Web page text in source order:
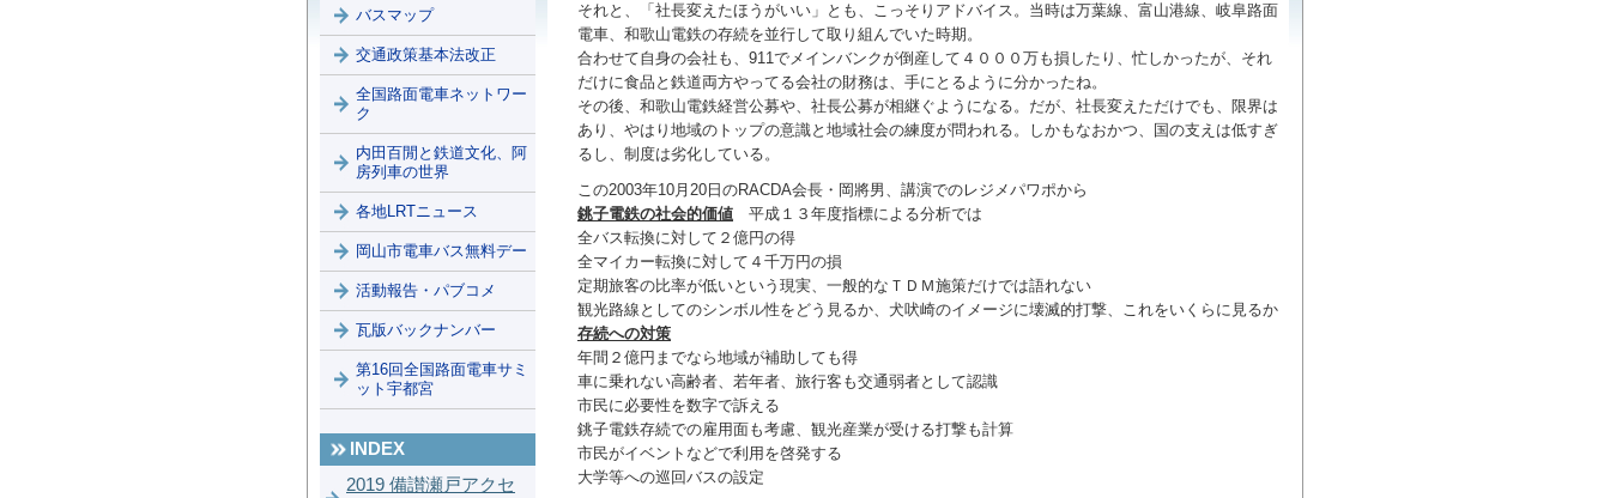
それと、「社長変えたほうがいい」とも、こっそりアドバイス。当時は万葉線、富山港線、岐阜路面
電車、和歌山電鉄の存続を並行して取り組んでいた時期。
合わせて自身の会社も、911でメインバンクが倒産して４０００万も損したり、忙しかったが、それ
だけに食品と鉄道両方やってる会社の財務は、手にとるように分かったね。
その後、和歌山電鉄経営公募や、社長公募が相継ぐようになる。だが、社長変えただけでも、限界は
あり、やはり地域のトップの意識と地域社会の練度が問われる。しかもなおかつ、国の支えは低すぎ
るし、制度は劣化している。
この2003年10月20日のRACDA会長・岡將男、講演でのレジメパワポから
銚子電鉄の社会的価値 平成１３年度指標による分析では
全バス転換に対して２億円の得
全マイカー転換に対して４千万円の損
定期旅客の比率が低いという現実、一般的なＴＤＭ施策だけでは語れない
観光路線としてのシンボル性をどう見るか、犬吠崎のイメージに壊滅的打撃、これをいくらに見るか
存続への対策
年間２億円までなら地域が補助しても得
車に乗れない高齢者、若年者、旅行客も交通弱者として認識
市民に必要性を数字で訴える
銚子電鉄存続での雇用面も考慮、観光産業が受ける打撃も計算
市民がイベントなどで利用を啓発する
大学等への巡回バスの設定
バスマップ
交通政策基本法改正
全国路面電車ネットワー
ク
内田百閒と鉄道文化、阿
房列車の世界
各地LRTニュース
岡山市電車バス無料デー
活動報告・パブコメ
瓦版バックナンバー
第16回全国路面電車サミ
ット宇都宮
INDEX
2019 備讃瀬戸アクセ